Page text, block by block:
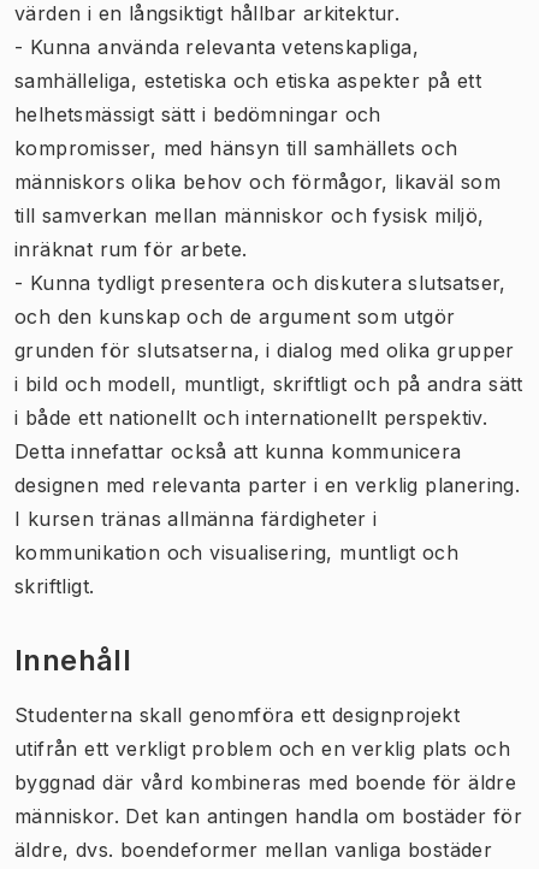
värden i en långsiktigt hållbar arkitektur.
- Kunna använda relevanta vetenskapliga,
samhälleliga, estetiska och etiska aspekter på ett
helhetsmässigt sätt i bedömningar och
kompromisser, med hänsyn till samhällets och
människors olika behov och förmågor, likaväl som
till samverkan mellan människor och fysisk miljö,
inräknat rum för arbete.
- Kunna tydligt presentera och diskutera slutsatser,
och den kunskap och de argument som utgör
grunden för slutsatserna, i dialog med olika grupper
i bild och modell, muntligt, skriftligt och på andra sätt
i både ett nationellt och internationellt perspektiv.
Detta innefattar också att kunna kommunicera
designen med relevanta parter i en verklig planering.
I kursen tränas allmänna färdigheter i
kommunikation och visualisering, muntligt och
skriftligt.
Innehåll
Studenterna skall genomföra ett designprojekt
utifrån ett verkligt problem och en verklig plats och
byggnad där vård kombineras med boende för äldre
människor. Det kan antingen handla om bostäder för
äldre, dvs. boendeformer mellan vanliga bostäder